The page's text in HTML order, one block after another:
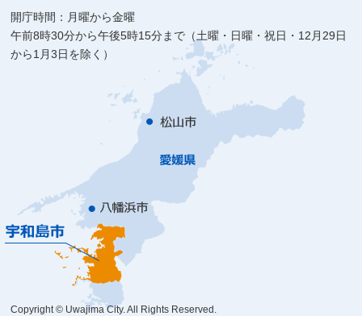
開庁時間：月曜から金曜
午前8時30分から午後5時15分まで（土曜・日曜・祝日・12月29日
から1月3日を除く）
Copyright © Uwajima City. All Rights Reserved.